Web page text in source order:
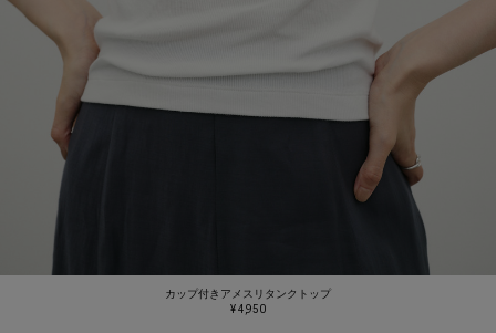
カップ付きアメスリタンクトップ
¥ 4,950